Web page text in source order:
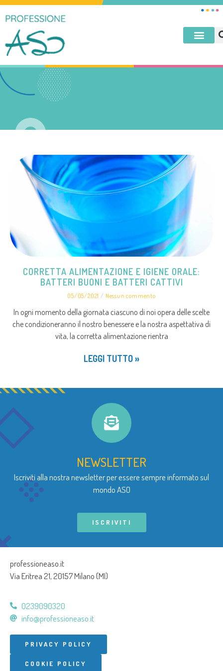
CORRETTA ALIMENTAZIONE E IGIENE ORALE:
BATTERI BUONI E BATTERI CATTIVI
05/05/2021 Nessun commento
In ogni momento della giornata ciascuno di noi opera delle scelte
che condizioneranno il nostro benessere e la nostra aspettativa di
vita, la corretta alimentazione rientra
LEGGI TUTTO »
NEWSLETTER
Iscriviti alla nostra newsletter per essere sempre informato sul
mondo ASO
ISCRIVITI
professioneaso.it
Via Eritrea 21, 20157 Milano (MI)
0239090320
info@professioneaso.it
PRIVACY POLICY
COOKIE POLICY